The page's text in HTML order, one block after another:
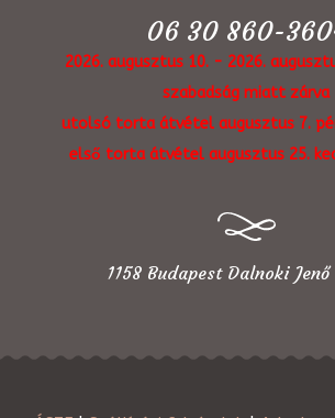
06 30 860-
2026. augusztus 10. - 2026.
szabadság miatt zárva
utolsó torta átvétel augusztus 7.
első torta átvétel augusztus 25.
1158 Budapest Dalnoki